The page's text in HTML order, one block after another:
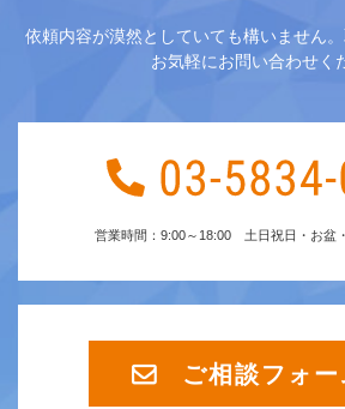
依頼内容が漠然としていても構いません。
お気軽にお問い合わせく
営業時間：9:00～18:00 土日祝日・お盆
ご相談フォー